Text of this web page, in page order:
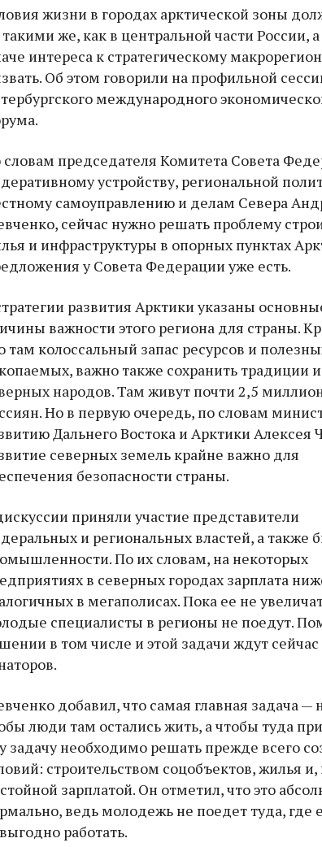
жизни в городах арктической зоны
же, как в центральной части России,
интереса к стратегическому
Об этом говорили на профильной
международного
председателя Комитета Совета
устройству, региональной
самоуправлению и делам Севера
сейчас нужно решать проблему
и инфраструктуры в опорных пунктах
у Совета Федерации уже есть.
развития Арктики указаны
важности этого региона для страны.
там колоссальный запас ресурсов и
важно также сохранить традиции и
народов. Там живут почти 2,5
Но в первую очередь, по словам
Дальнего Востока и Арктики Алексея
северных земель крайне важно для
безопасности страны.
приняли участие представители
и региональных властей, а также
По их словам, на некоторых
в северных городах зарплата
в мегаполисах. Пока ее не
специалисты в регионы не поедут.
в том числе и этой задачи ждут сейчас
добавил, что самая главная задача —
люди там остались жить, а чтобы туда
задачу необходимо решать прежде всего
строительством соцобъектов, жилья
зарплатой. Он отметил, что это
ведь молодежь не поедет туда, где
работать.